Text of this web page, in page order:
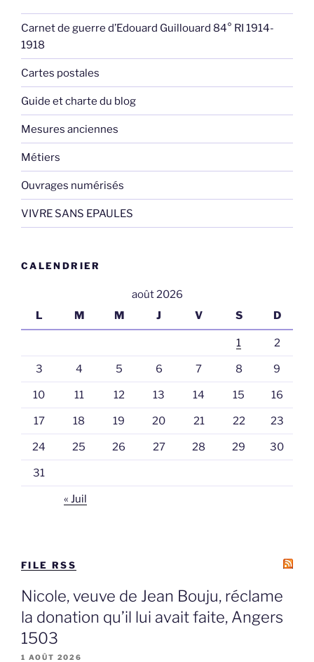
Carnet de guerre d’Edouard Guillouard 84° RI 1914-
1918
Cartes postales
Guide et charte du blog
Mesures anciennes
Métiers
Ouvrages numérisés
VIVRE SANS EPAULES
CALENDRIER
août 2026
L
M M J V S D
1 2
3 4 5 6 7 8 9
10 11 12 13 14 15 16
17 18 19 20 21 22 23
24 25 26 27 28 29 30
31
« Juil
FILE RSS
Nicole, veuve de Jean Bouju, réclame
la donation qu’il lui avait faite, Angers
1503
1 AOÛT 2026